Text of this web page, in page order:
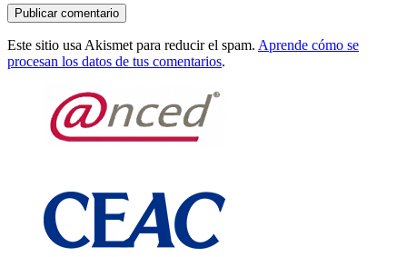
Este sitio usa Akismet para reducir el spam. Aprende cómo se
procesan los datos de tus comentarios.